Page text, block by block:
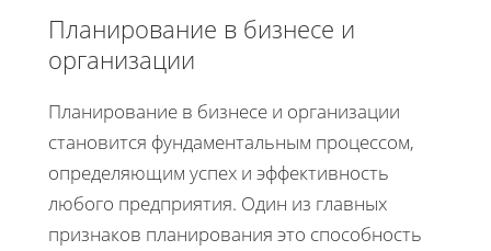
Планирование в бизнесе и
организации
Планирование в бизнесе и организации
становится фундаментальным процессом,
определяющим успех и эффективность
любого предприятия. Один из главных
признаков планирования это способность